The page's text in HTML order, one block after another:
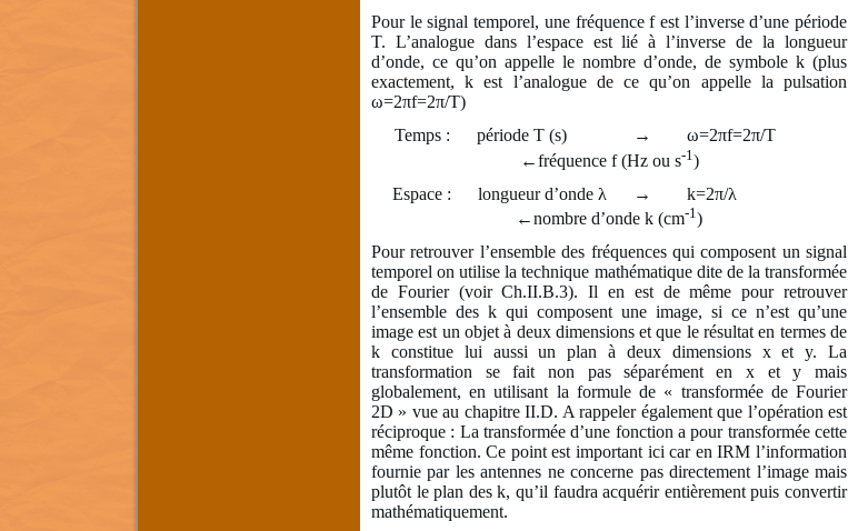
Pour le signal temporel, une fréquence f est l’inverse d’une période
T. L’analogue dans l’espace est lié à l’inverse de la longueur
d’onde, ce qu’on appelle le nombre d’onde, de symbole k (plus
exactement, k est l’analogue de ce qu’on appelle la pulsation
ω=2πf=2π/T)
Temps : période T (s) → ω=2πf=2π/T
←fréquence f (Hz ou s-1 )
Espace : longueur d’onde λ → k=2π/λ
←nombre d’onde k (cm-1 )
Pour retrouver l’ensemble des fréquences qui composent un signal
temporel on utilise la technique mathématique dite de la transformée
de Fourier (voir Ch.II.B.3). Il en est de même pour retrouver
l’ensemble des k qui composent une image, si ce n’est qu’une
image est un objet à deux dimensions et que le résultat en termes de
k constitue lui aussi un plan à deux dimensions x et y. La
transformation se fait non pas séparément en x et y mais
globalement, en utilisant la formule de « transformée de Fourier
2D » vue au chapitre II.D. A rappeler également que l’opération est
réciproque : La transformée d’une fonction a pour transformée cette
même fonction. Ce point est important ici car en IRM l’information
fournie par les antennes ne concerne pas directement l’image mais
plutôt le plan des k, qu’il faudra acquérir entièrement puis convertir
mathématiquement.